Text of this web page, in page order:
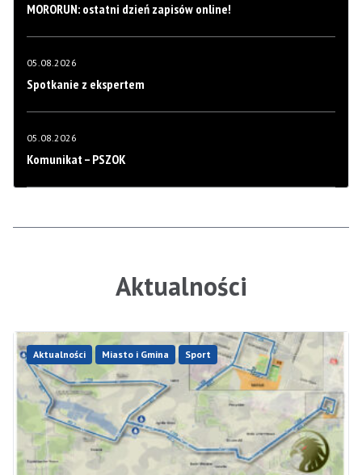
MORORUN: ostatni dzień zapisów online!
05.08.2026
Spotkanie z ekspertem
05.08.2026
Komunikat – PSZOK
Aktualności
Aktualności Miasto i Gmina Sport